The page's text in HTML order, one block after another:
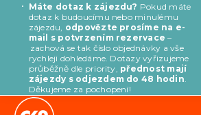
Máte dotaz k zájezdu? Pokud máte
dotaz k budoucímu nebo minulému
zájezdu, odpovězte prosíme na e-
mail s potvrzením rezervace –
zachová se tak číslo objednávky a vše
rychleji dohledáme. Dotazy vyřizujeme
průběžně dle priority, přednost mají
zájezdy s odjezdem do 48 hodin
Děkujeme za pochopení!